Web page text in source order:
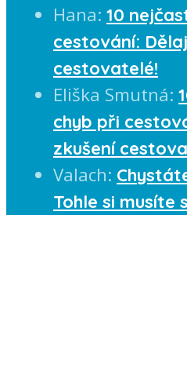
Hana: 10
cestování:
cestovatelé!
Eliška Smutná:
chyb při
zkušení
Valach:
Tohle si musíte